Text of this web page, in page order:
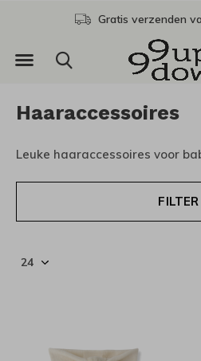
Gratis verzenden
Haaraccessoires
Leuke haaraccessoires voor
FILTER